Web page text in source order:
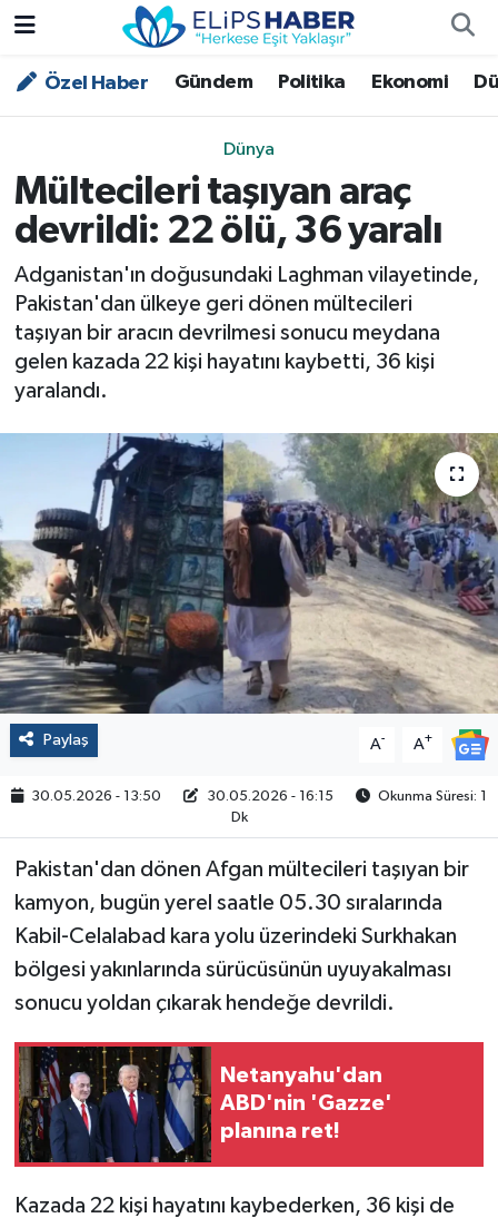
Özel Haber Gündem Politika Ekonomi
Dünya
Mültecileri taşıyan araç
devrildi: 22 ölü, 36 yaralı
Adganistan'ın doğusundaki Laghman vilayetinde,
Pakistan'dan ülkeye geri dönen mültecileri
taşıyan bir aracın devrilmesi sonucu meydana
gelen kazada 22 kişi hayatını kaybetti, 36 kişi
yaralandı.
Paylaş A- A+
30.05.2026 - 13:50 30.05.2026 - 16:15
Okunma Süresi: 1
Dk
Pakistan'dan dönen Afgan mültecileri taşıyan bir
kamyon, bugün yerel saatle 05.30 sıralarında
Kabil-Celalabad kara yolu üzerindeki Surkhakan
bölgesi yakınlarında sürücüsünün uyuyakalması
sonucu yoldan çıkarak hendeğe devrildi.
Netanyahu'dan
ABD'nin 'Gazze'
planına ret!
Kazada 22 kişi hayatını kaybederken, 36 kişi de
Özel Haber
Asayiş
Çevre - İklim
Dünya
Magazin
Politika
Sağlık
Spor
Yaşam
Yurt
2024 Seçim Sonuçları
Nöbetçi Eczaneler
Trafik Durumu
Süper Lig Puan Durumu ve Fikstür
Tüm Manşetler
Son Dakika Haberleri